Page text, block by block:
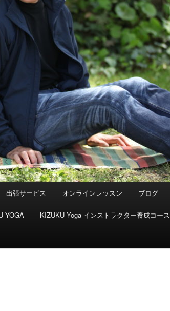
出張サービス オンラインレッスン ブログ
YOGA KIZUKU Yoga インストラクター養成コース